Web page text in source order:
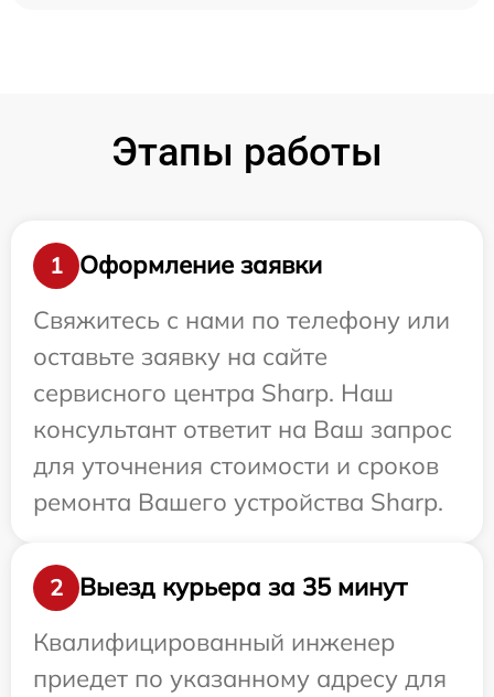
Этапы работы
1
Оформление заявки
Свяжитесь с нами по телефону или
оставьте заявку на сайте
сервисного центра Sharp. Наш
консультант ответит на Ваш запрос
для уточнения стоимости и сроков
ремонта Вашего устройства Sharp.
2
Выезд курьера за 35 минут
Квалифицированный инженер
приедет по указанному адресу для